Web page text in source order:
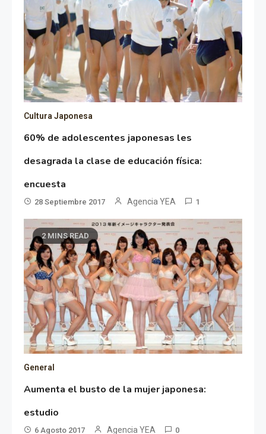
Cultura Japonesa
60% de adolescentes japonesas les
desagrada la clase de educación física:
encuesta
28 Septiembre 2017 Agencia YEA 1
2 MINS READ
General
Aumenta el busto de la mujer japonesa:
estudio
6 Agosto 2017 Agencia YEA 0